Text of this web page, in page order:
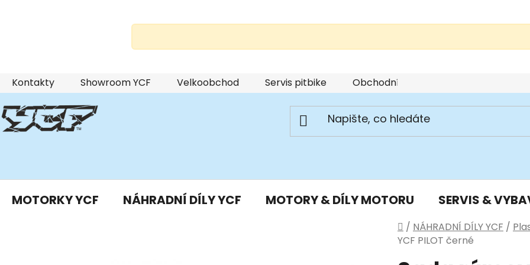
Přejít
na
obsah
Kontakty Showroom YCF Velkoobchod Servis pitbike Obchodní podmínky
MOTORKY YCF NÁHRADNÍ DÍLY YCF MOTORY & DÍLY MOTORU SERVIS &
Domů
/ NÁHRADNÍ DÍLY YCF /
YCF PILOT černé